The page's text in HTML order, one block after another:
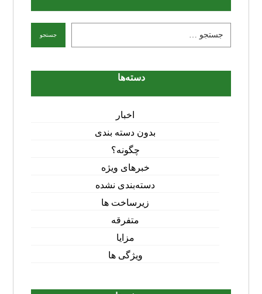
دسته‌ها
اخبار
بدون دسته بندی
چگونه؟
خبرهای ویژه
دسته‌بندی نشده
زیرساخت ها
متفرقه
مزایا
ویژگی ها